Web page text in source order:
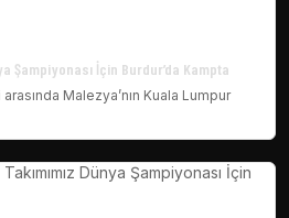
Şampiyonası İçin Burdur’da Kampta
Malezya’nın Kuala Lumpur